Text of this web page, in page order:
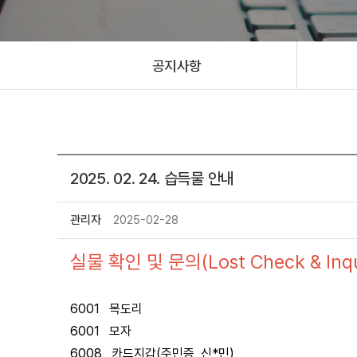
공지사항
2025. 02. 24. 습득물 안내
관리자 2025-02-28
실물 확인 및 문의(Lost Check &
6001 목도리
6001 모자
6008 카드지갑(주민증, 신*민)